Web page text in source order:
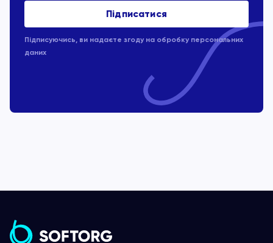
Підписуючись, ви надаєте згоду на обробку персональних
даних